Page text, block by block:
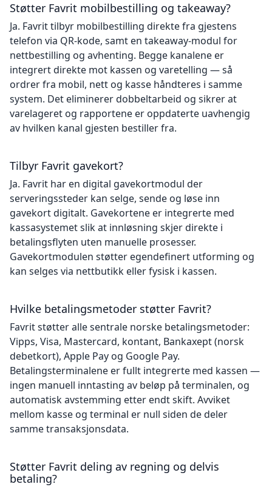
Støtter Favrit mobilbestilling og takeaway?
Ja. Favrit tilbyr mobilbestilling direkte fra gjestens
telefon via QR-kode, samt en takeaway-modul for
nettbestilling og avhenting. Begge kanalene er
integrert direkte mot kassen og varetelling — så
ordrer fra mobil, nett og kasse håndteres i samme
system. Det eliminerer dobbeltarbeid og sikrer at
varelageret og rapportene er oppdaterte uavhengig
av hvilken kanal gjesten bestiller fra.
Tilbyr Favrit gavekort?
Ja. Favrit har en digital gavekortmodul der
serveringssteder kan selge, sende og løse inn
gavekort digitalt. Gavekortene er integrerte med
kassasystemet slik at innløsning skjer direkte i
betalingsflyten uten manuelle prosesser.
Gavekortmodulen støtter egendefinert utforming og
kan selges via nettbutikk eller fysisk i kassen.
Hvilke betalingsmetoder støtter Favrit?
Favrit støtter alle sentrale norske betalingsmetoder:
Vipps, Visa, Mastercard, kontant, Bankaxept (norsk
debetkort), Apple Pay og Google Pay.
Betalingsterminalene er fullt integrerte med kassen —
ingen manuell inntasting av beløp på terminalen, og
automatisk avstemming etter endt skift. Avviket
mellom kasse og terminal er null siden de deler
samme transaksjonsdata.
Støtter Favrit deling av regning og delvis
betaling?